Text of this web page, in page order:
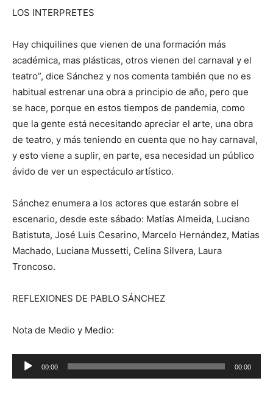
LOS INTERPRETES
Hay chiquilines que vienen de una formación más
académica, mas plásticas, otros vienen del carnaval y el
teatro”, dice Sánchez y nos comenta también que no es
habitual estrenar una obra a principio de año, pero que
se hace, porque en estos tiempos de pandemia, como
que la gente está necesitando apreciar el arte, una obra
de teatro, y más teniendo en cuenta que no hay carnaval,
y esto viene a suplir, en parte, esa necesidad un público
ávido de ver un espectáculo artístico.
Sánchez enumera a los actores que estarán sobre el
escenario, desde este sábado: Matías Almeida, Luciano
Batistuta, José Luis Cesarino, Marcelo Hernández, Matias
Machado, Luciana Mussetti, Celina Silvera, Laura
Troncoso.
REFLEXIONES DE PABLO SÁNCHEZ
Nota de Medio y Medio:
e
00:00 00:00